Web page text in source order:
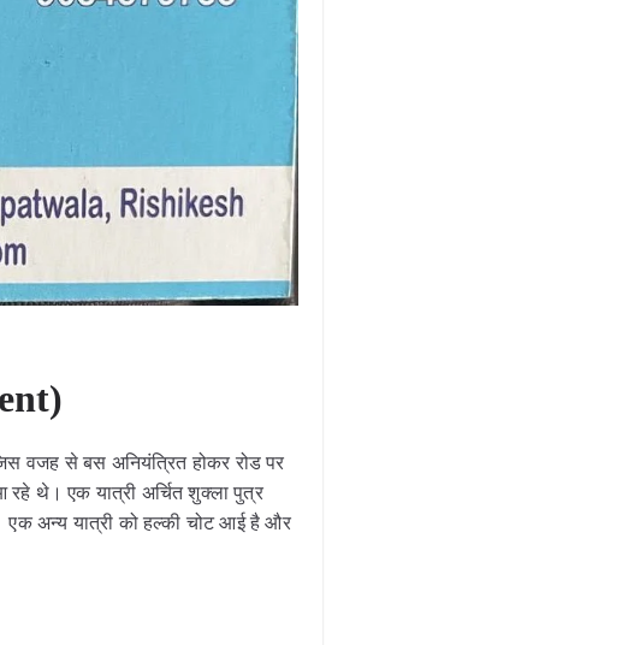
वजह से बस अनियंत्रित होकर रोड पर
थे। एक यात्री अर्चित शुक्ला पुत्र
एक अन्य यात्री को हल्की चोट आई है और